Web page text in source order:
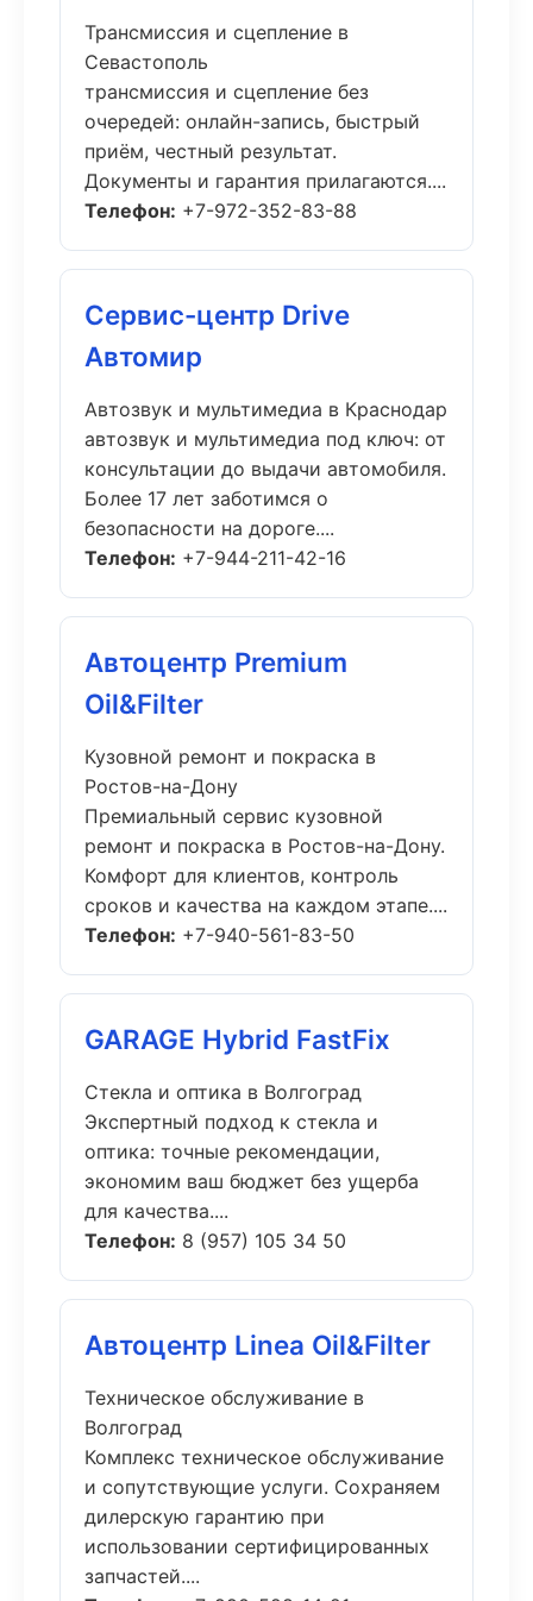
Трансмиссия и сцепление в
Севастополь
трансмиссия и сцепление без
очередей: онлайн-запись, быстрый
приём, честный результат.
Документы и гарантия прилагаются....
Телефон: +7-972-352-83-88
Сервис-центр Drive
Автомир
Автозвук и мультимедиа в Краснодар
автозвук и мультимедиа под ключ: от
консультации до выдачи автомобиля.
Более 17 лет заботимся о
безопасности на дороге....
Телефон: +7-944-211-42-16
Автоцентр Premium
Oil&Filter
Кузовной ремонт и покраска в
Ростов-на-Дону
Премиальный сервис кузовной
ремонт и покраска в Ростов-на-Дону.
Комфорт для клиентов, контроль
сроков и качества на каждом этапе....
Телефон: +7-940-561-83-50
GARAGE Hybrid FastFix
Стекла и оптика в Волгоград
Экспертный подход к стекла и
оптика: точные рекомендации,
экономим ваш бюджет без ущерба
для качества....
Телефон: 8 (957) 105 34 50
Автоцентр Linea Oil&Filter
Техническое обслуживание в
Волгоград
Комплекс техническое обслуживание
и сопутствующие услуги. Сохраняем
дилерскую гарантию при
использовании сертифицированных
запчастей....